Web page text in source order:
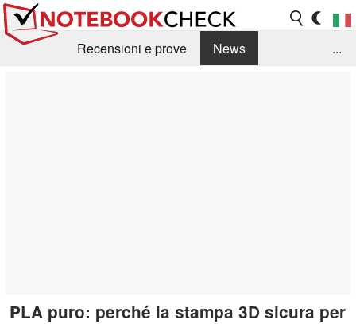
Recensioni e prove
News
...
PLA puro: perché la stampa 3D sicura per